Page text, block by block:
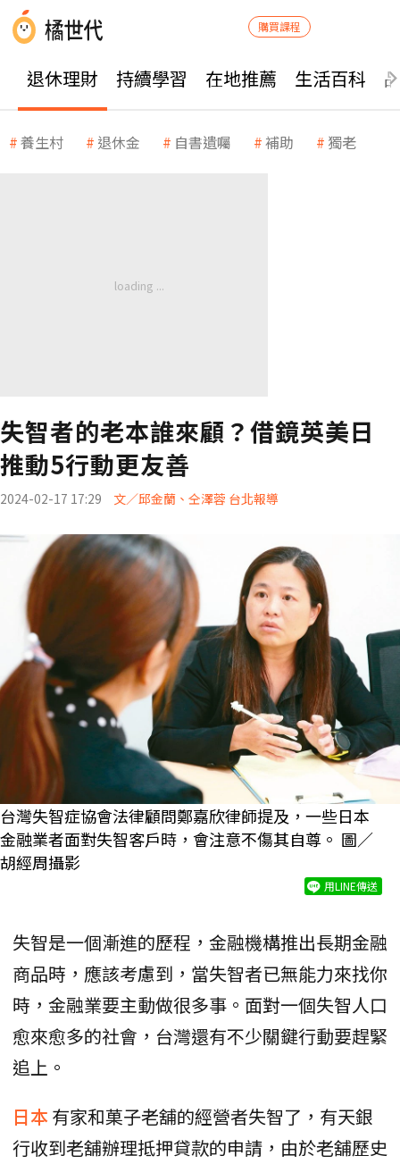
購買課程
退休理財 持續學習 在地推薦 生活百科
養生村 退休金 自書遺囑 補助 獨老
失智者的老本誰來顧？借鏡英美日
推動5行動更友善
2024-02-17 17:29 文／邱金蘭、仝澤蓉 台北報導
台灣失智症協會法律顧問鄭嘉欣律師提及，一些日本
金融業者面對失智客戶時，會注意不傷其自尊。 圖／
胡經周攝影
用LINE傳送
失智是一個漸進的歷程，金融機構推出長期金融
商品時，應該考慮到，當失智者已無能力來找你
時，金融業要主動做很多事。面對一個失智人口
愈來愈多的社會，台灣還有不少關鍵行動要趕緊
追上。
日本有家和菓子老舖的經營者失智了，有天銀
行收到老舖辦理抵押貸款的申請，由於老舖歷史